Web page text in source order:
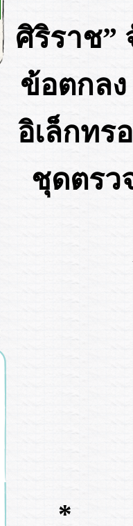
ศิริราช”
ข้อตกล
อิเล็กทร
ชุดตรว
*